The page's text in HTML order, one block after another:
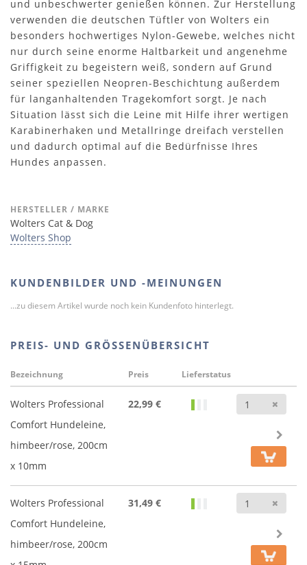
und unbeschwerter genießen können. Zur Herstellung
verwenden die deutschen Tüftler von Wolters ein
besonders hochwertiges Nylon-Gewebe, welches nicht
nur durch seine enorme Haltbarkeit und angenehme
Griffigkeit zu begeistern weiß, sondern auf Grund
seiner speziellen Neopren-Beschichtung außerdem
für langanhaltenden Tragekomfort sorgt. Je nach
Situation lässt sich die Leine mit Hilfe ihrer wertigen
Karabinerhaken und Metallringe dreifach verstellen
und dadurch optimal auf die Bedürfnisse Ihres
Hundes anpassen.
HERSTELLER / MARKE
Wolters Cat & Dog
Wolters Shop
KUNDENBILDER UND -MEINUNGEN
...zu diesem Artikel wurde noch kein Kundenfoto hinterlegt.
PREIS- UND GRÖSSENÜBERSICHT
Bezeichnung Preis Lieferstatus
Wolters Professional
Comfort Hundeleine,
himbeer/rose, 200cm
x 10mm
22,99 €
Wolters Professional
Comfort Hundeleine,
himbeer/rose, 200cm
31,49 €